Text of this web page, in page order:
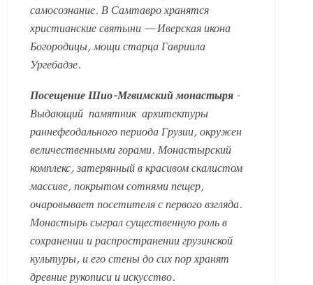
самосознание. В Самтавро хранятся
христианские святыни — Иверская икона
Богородицы, мощи старца Гавриила
Ургебадзе.
Посещение Шио-Мгвимский монастыря -
Выдающий памятник архитектуры
раннефеодального периода Грузии, окружен
величественными горами. Монастырский
комплекс, затерянный в красивом скалистом
массиве, покрытом сотнями пещер,
очаровывает посетителя с первого взгляда.
Монастырь сыграл существенную роль в
сохранении и распространении грузинской
культуры, и его стены до сих пор хранят
древние рукописи и искусство.